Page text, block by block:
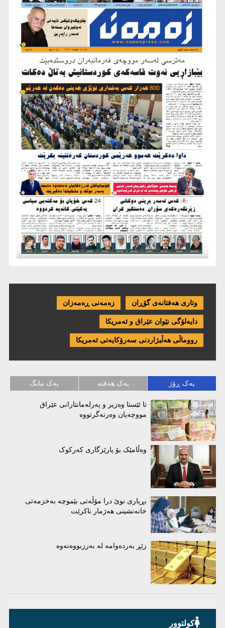
وتاری هەفتانەی گۆڕان زەمەنی ڕەمەزان
دایەلۆگی نێوان عێراق و ئەمریكا
رووماڵی هەڵبژاردنی سەرۆکایەتی ئەمریکا
یەک ڕۆژ یەک هەفتە یەک مانگ
تا ئێستا وەزیر و پەرلەمانتارانی عێراق
مووچەیان وەرنەگرتووە
وەڵامێک بۆ پارێزگاری کەرکوک
بڕیاری نوێ درا مۆڵەتی بێموچە بەخزمەتی
خانەنشینی هەژمار ناکرێت
زێڕ بەردەوامە لە بەرزبووەنەوە
کولتوور